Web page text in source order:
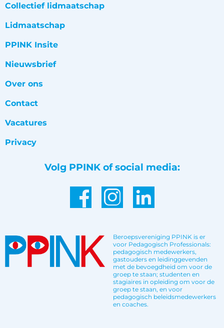
Collectief lidmaatschap
Lidmaatschap
PPINK Insite
Nieuwsbrief
Over ons
Contact
Vacatures
Privacy
Volg PPINK of social media:
Beroepsvereniging PPINK is er
voor Pedagogisch Professionals:
pedagogisch medewerkers,
gastouders en leidinggevenden
met de bevoegdheid om voor de
groep te staan; studenten en
stagiaires in opleiding om voor de
groep te staan, en voor
pedagogisch beleidsmedewerkers
en coaches.